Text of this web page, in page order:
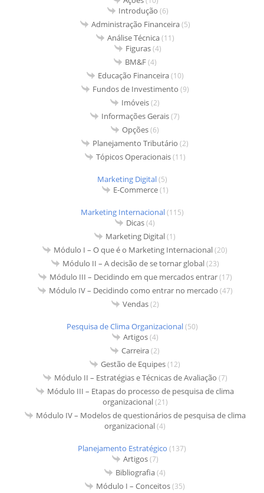
Introdução (6)
Administração Financeira(5)
Análise Técnica(11)
Figuras(4)
BM&F(4)
Educação Financeira(10)
Fundos de Investimento (9)
Imóveis(2)
Informações Gerais(7)
Opções(6)
Planejamento Tributário (2)
Tópicos Operacionais(11)
Marketing Digital(5)
E-Commerce(1)
Marketing Internacional(115)
Dicas(4)
Marketing Digital(1)
Módulo I – O que é o Marketing Internacional(20)
Módulo II – A decisão de se tornar global(23)
Módulo III – Decidindo em que mercados entrar(17)
Módulo IV – Decidindo como entrar no mercado (47)
Vendas(2)
Pesquisa de Clima Organizacional(50)
Artigos(4)
Carreira(2)
Gestão de Equipes(12)
Módulo II – Estratégias e Técnicas de Avaliação (7)
Módulo III – Etapas do processo de pesquisa de clima
organizacional(21)
Módulo IV – Modelos de questionários de pesquisa de clima
organizacional(4)
Planejamento Estratégico (137)
Artigos(7)
Bibliografia(4)
Módulo I – Conceitos(35)